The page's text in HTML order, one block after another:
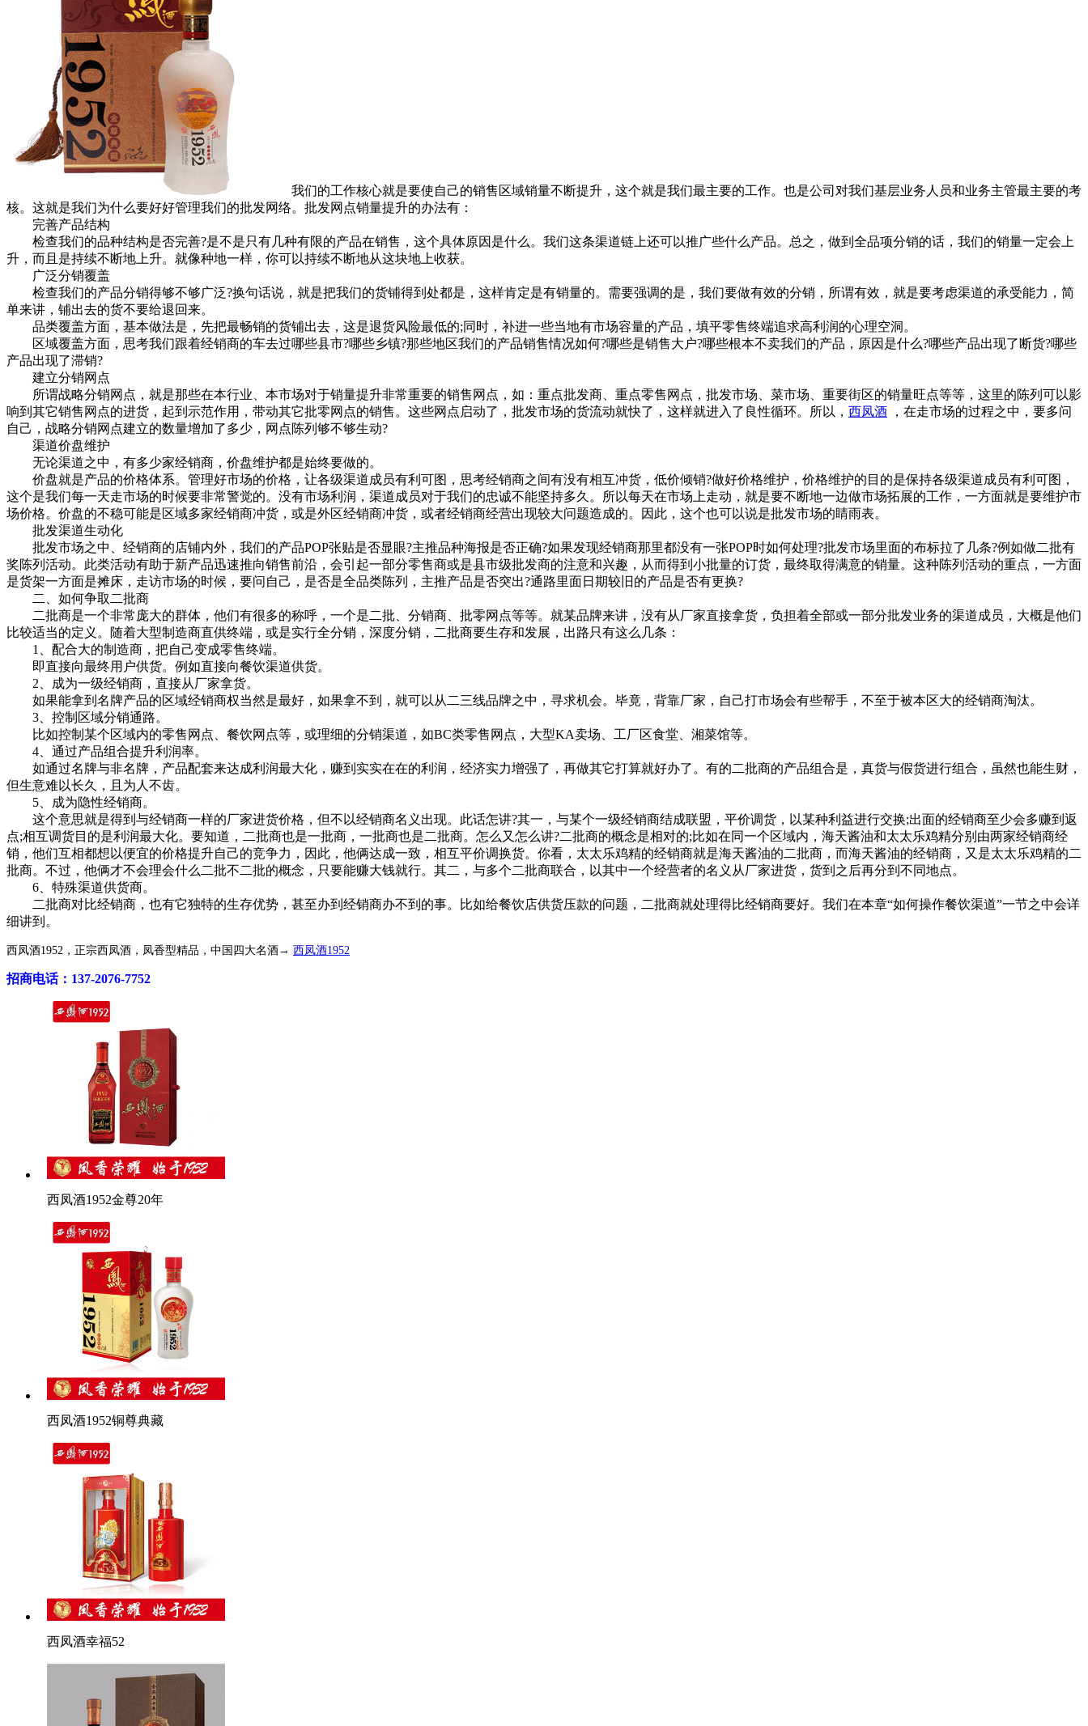
我们的工作核心就是要使自己的销售区域销量不断提升，这个就是我们最主要的工作。也是公司对我们基层业务人员和业务主管最主要的考
核。这就是我们为什么要好好管理我们的批发网络。批发网点销量提升的办法有：
完善产品结构
检查我们的品种结构是否完善?是不是只有几种有限的产品在销售，这个具体原因是什么。我们这条渠道链上还可以推广些什么产品。总之，做到全品项分销的话，我们的销量一定会上
升，而且是持续不断地上升。就像种地一样，你可以持续不断地从这块地上收获。
广泛分销覆盖
检查我们的产品分销得够不够广泛?换句话说，就是把我们的货铺得到处都是，这样肯定是有销量的。需要强调的是，我们要做有效的分销，所谓有效，就是要考虑渠道的承受能力，简
单来讲，铺出去的货不要给退回来。
品类覆盖方面，基本做法是，先把最畅销的货铺出去，这是退货风险最低的;同时，补进一些当地有市场容量的产品，填平零售终端追求高利润的心理空洞。
区域覆盖方面，思考我们跟着经销商的车去过哪些县市?哪些乡镇?那些地区我们的产品销售情况如何?哪些是销售大户?哪些根本不卖我们的产品，原因是什么?哪些产品出现了断货?哪些
产品出现了滞销?
建立分销网点
所谓战略分销网点，就是那些在本行业、本市场对于销量提升非常重要的销售网点，如：重点批发商、重点零售网点，批发市场、菜市场、重要街区的销量旺点等等，这里的陈列可以影
响到其它销售网点的进货，起到示范作用，带动其它批零网点的销售。这些网点启动了，批发市场的货流动就快了，这样就进入了良性循环。所以， 西凤酒 ，在走市场的过程之中，要多问
自己，战略分销网点建立的数量增加了多少，网点陈列够不够生动?
渠道价盘维护
无论渠道之中，有多少家经销商，价盘维护都是始终要做的。
价盘就是产品的价格体系。管理好市场的价格，让各级渠道成员有利可图，思考经销商之间有没有相互冲货，低价倾销?做好价格维护，价格维护的目的是保持各级渠道成员有利可图，
这个是我们每一天走市场的时候要非常警觉的。没有市场利润，渠道成员对于我们的忠诚不能坚持多久。所以每天在市场上走动，就是要不断地一边做市场拓展的工作，一方面就是要维护市
场价格。价盘的不稳可能是区域多家经销商冲货，或是外区经销商冲货，或者经销商经营出现较大问题造成的。因此，这个也可以说是批发市场的睛雨表。
批发渠道生动化
批发市场之中、经销商的店铺内外，我们的产品POP张贴是否显眼?主推品种海报是否正确?如果发现经销商那里都没有一张POP时如何处理?批发市场里面的布标拉了几条?例如做二批有
奖陈列活动。此类活动有助于新产品迅速推向销售前沿，会引起一部分零售商或是县市级批发商的注意和兴趣，从而得到小批量的订货，最终取得满意的销量。这种陈列活动的重点，一方面
是货架一方面是摊床，走访市场的时候，要问自己，是否是全品类陈列，主推产品是否突出?通路里面日期较旧的产品是否有更换?
二、如何争取二批商
二批商是一个非常庞大的群体，他们有很多的称呼，一个是二批、分销商、批零网点等等。就某品牌来讲，没有从厂家直接拿货，负担着全部或一部分批发业务的渠道成员，大概是他们
比较适当的定义。随着大型制造商直供终端，或是实行全分销，深度分销，二批商要生存和发展，出路只有这么几条：
1、配合大的制造商，把自己变成零售终端。
即直接向最终用户供货。例如直接向餐饮渠道供货。
2、成为一级经销商，直接从厂家拿货。
如果能拿到名牌产品的区域经销商权当然是最好，如果拿不到，就可以从二三线品牌之中，寻求机会。毕竟，背靠厂家，自己打市场会有些帮手，不至于被本区大的经销商淘汰。
3、控制区域分销通路。
比如控制某个区域内的零售网点、餐饮网点等，或理细的分销渠道，如BC类零售网点，大型KA卖场、工厂区食堂、湘菜馆等。
4、通过产品组合提升利润率。
如通过名牌与非名牌，产品配套来达成利润最大化，赚到实实在在的利润，经济实力增强了，再做其它打算就好办了。有的二批商的产品组合是，真货与假货进行组合，虽然也能生财，
但生意难以长久，且为人不齿。
5、成为隐性经销商。
这个意思就是得到与经销商一样的厂家进货价格，但不以经销商名义出现。此话怎讲?其一，与某个一级经销商结成联盟，平价调货，以某种利益进行交换;出面的经销商至少会多赚到返
点;相互调货目的是利润最大化。要知道，二批商也是一批商，一批商也是二批商。怎么又怎么讲?二批商的概念是相对的;比如在同一个区域内，海天酱油和太太乐鸡精分别由两家经销商经
销，他们互相都想以便宜的价格提升自己的竞争力，因此，他俩达成一致，相互平价调换货。你看，太太乐鸡精的经销商就是海天酱油的二批商，而海天酱油的经销商，又是太太乐鸡精的二
批商。不过，他俩才不会理会什么二批不二批的概念，只要能赚大钱就行。其二，与多个二批商联合，以其中一个经营者的名义从厂家进货，货到之后再分到不同地点。
6、特殊渠道供货商。
二批商对比经销商，也有它独特的生存优势，甚至办到经销商办不到的事。比如给餐饮店供货压款的问题，二批商就处理得比经销商要好。我们在本章“如何操作餐饮渠道”一节之中会详
细讲到。
西凤酒1952，正宗西凤酒，凤香型精品，中国四大名酒→ 西凤酒1952
招商电话：137-2076-7752
西凤酒1952金尊20年
西凤酒1952铜尊典藏
西凤酒幸福52